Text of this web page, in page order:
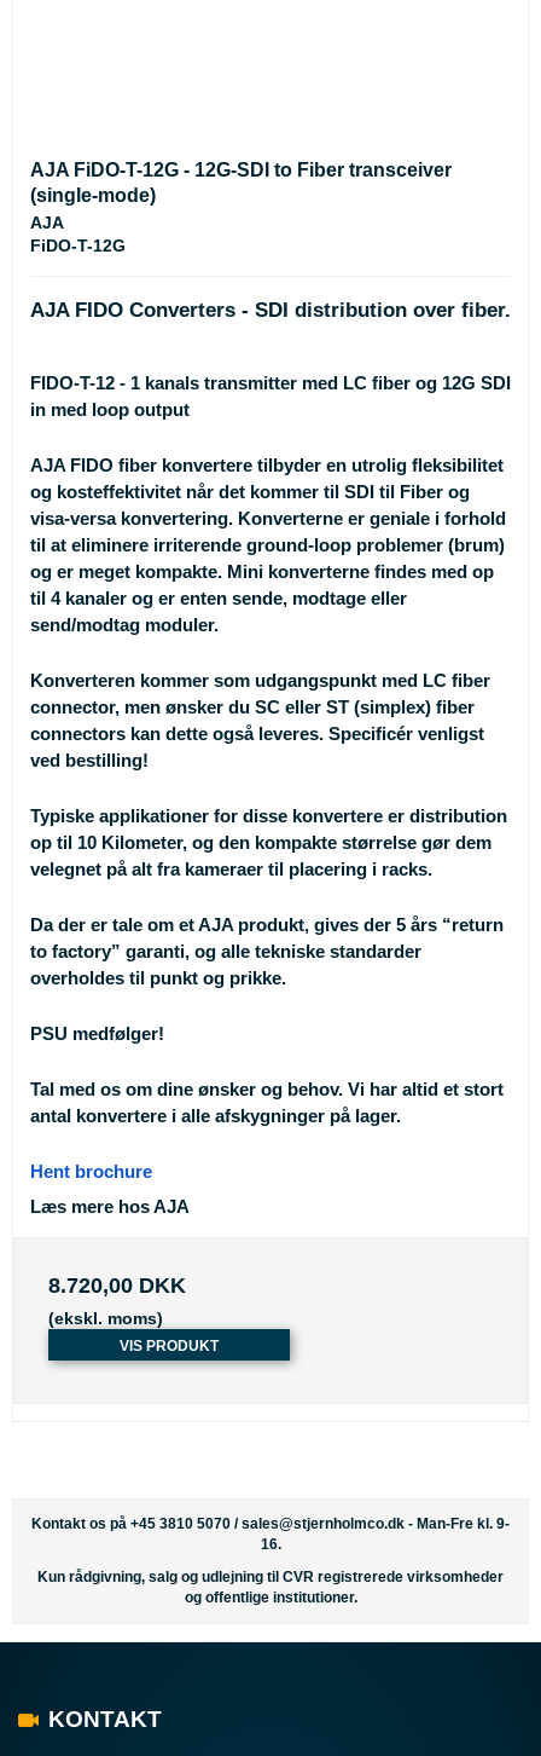
AJA FiDO-T-12G - 12G-SDI to Fiber transceiver
(single-mode)
AJA
FiDO-T-12G
AJA FIDO Converters - SDI distribution over fiber.
FIDO-T-12 - 1 kanals transmitter med LC fiber og 12G SDI
in med loop output
AJA FIDO fiber konvertere tilbyder en utrolig fleksibilitet
og kosteffektivitet når det kommer til SDI til Fiber og
visa-versa konvertering. Konverterne er geniale i forhold
til at eliminere irriterende ground-loop problemer (brum)
og er meget kompakte. Mini konverterne findes med op
til 4 kanaler og er enten sende, modtage eller
send/modtag moduler.
Konverteren kommer som udgangspunkt med LC fiber
connector, men ønsker du SC eller ST (simplex) fiber
connectors kan dette også leveres. Specificér venligst
ved bestilling!
Typiske applikationer for disse konvertere er distribution
op til 10 Kilometer, og den kompakte størrelse gør dem
velegnet på alt fra kameraer til placering i racks.
Da der er tale om et AJA produkt, gives der 5 års “return
to factory” garanti, og alle tekniske standarder
overholdes til punkt og prikke.
PSU medfølger!
Tal med os om dine ønsker og behov. Vi har altid et stort
antal konvertere i alle afskygninger på lager.
Hent brochure
Læs mere hos AJA
8.720,00 DKK
(ekskl. moms)
VIS PRODUKT
Kontakt os på +45 3810 5070 /sales@stjernholmco.dk - Man-Fre kl. 9-
16.
Kun rådgivning, salg og udlejning til CVR registrerede virksomheder
og offentlige institutioner.
KONTAKT